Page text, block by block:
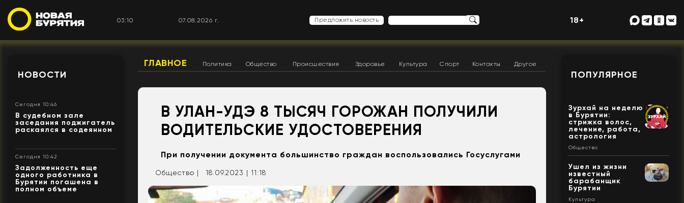
03:10 07.08.2026 г. Предложить новость 18+
НОВОСТИ
Сегодня 10:46
В судебном зале
заседания поджигатель
раскаялся в содеянном
Сегодня 10:42
Задолженность еще
одного работника в
Бурятии погашена в
полном объеме
ГЛАВНОЕ Политика Общество Происшествия Здоровье Культура Спорт Контакты Другое
В УЛАН-УДЭ 8 ТЫСЯЧ ГОРОЖАН ПОЛУЧИЛИ
ВОДИТЕЛЬСКИЕ УДОСТОВЕРЕНИЯ
При получении документа большинство граждан воспользовались Госуслугами
Общество | 18.09.2023 | 11:18
ПОПУЛЯРНОЕ
Зурхай на неделю
в Бурятии:
стрижка волос,
лечение, работа,
астрология
Общество
Ушел из жизни
известный
барабанщик
Бурятии
Культура